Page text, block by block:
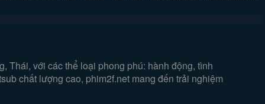
Thái, với các thể loại phong phú: hành động, tình
chất lượng cao, phim2f.net mang đến trải nghiệm